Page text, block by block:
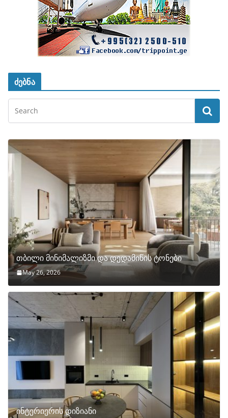
ძებნა
თბილი მინიმალიზმი და დედამიწის ტონები
May 26, 2026
ინტერიერის დიზიანი